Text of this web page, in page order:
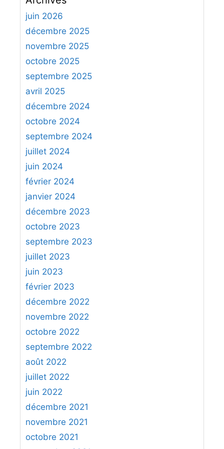
25…
Rxh7
mat est imparable
h
e
r
h
e
r
:
juin 2026
décembre 2025
novembre 2025
octobre 2025
septembre 2025
avril 2025
décembre 2024
octobre 2024
septembre 2024
juillet 2024
juin 2024
février 2024
janvier 2024
décembre 2023
octobre 2023
septembre 2023
juillet 2023
juin 2023
février 2023
décembre 2022
novembre 2022
octobre 2022
septembre 2022
août 2022
juillet 2022
juin 2022
décembre 2021
novembre 2021
octobre 2021